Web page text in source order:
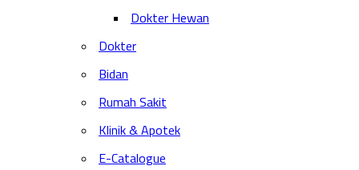
Dokter Hewan
Dokter
Bidan
Rumah Sakit
Klinik & Apotek
E-Catalogue